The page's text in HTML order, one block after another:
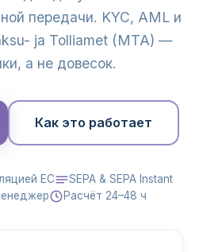
передачи. KYC, AML и
ja Tolliamet (MTA) —
а не довесок.
Как это работает
ЕС
SEPA & SEPA Instant
Расчёт 24–48 ч